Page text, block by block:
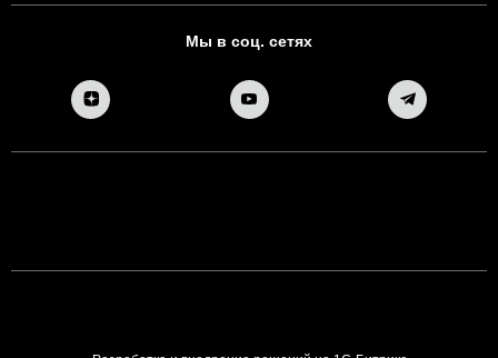
Мы в соц. сетях